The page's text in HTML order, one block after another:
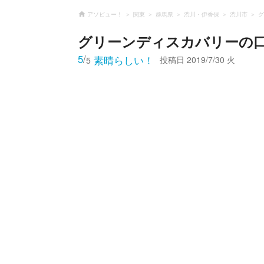
アソビュー！ 関東 群馬県 渋川・伊香保 渋川市
グリーンディスカバリーの
5/5 素晴らしい！ 投稿日 2019/7/30 火